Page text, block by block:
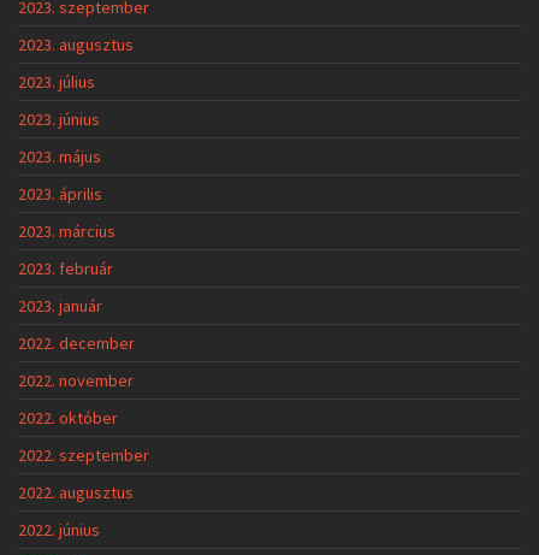
2023. szeptember
2023. augusztus
2023. július
2023. június
2023. május
2023. április
2023. március
2023. február
2023. január
2022. december
2022. november
2022. október
2022. szeptember
2022. augusztus
2022. június